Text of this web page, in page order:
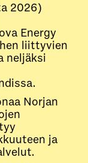
2026)
Energy
liittyvien
neljäksi
Norjan
ja